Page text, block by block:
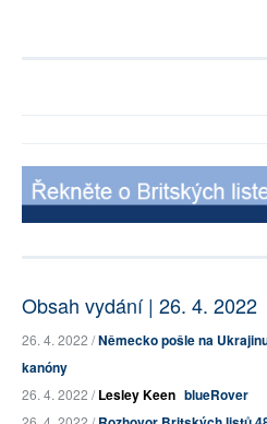
Obsah vydání | 26. 4. 2022
26. 4. 2022 /Německo pošle na
kanóny
26. 4. 2022 /Lesley Keen blueRover